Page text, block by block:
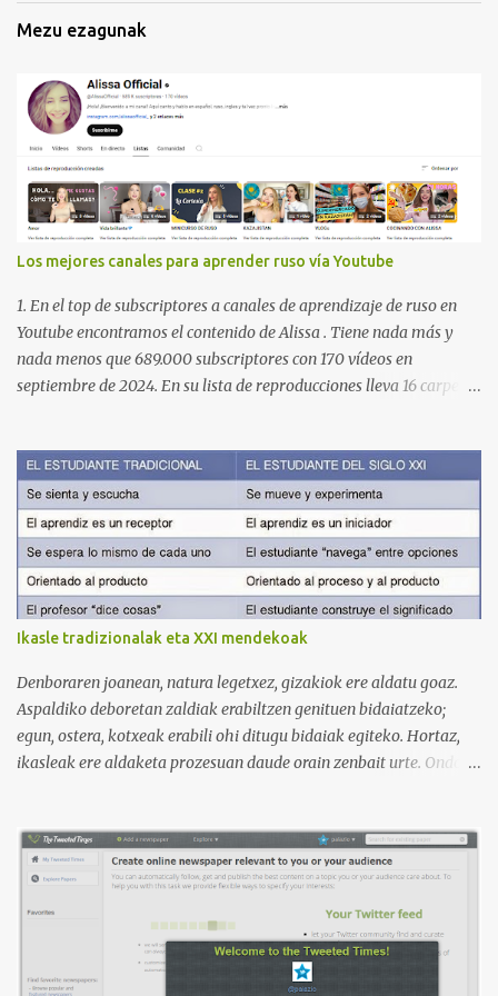
Mezu ezagunak
Los mejores canales para aprender ruso vía Youtube
1. En el top de subscriptores a canales de aprendizaje de ruso en
Youtube encontramos el contenido de Alissa . Tiene nada más y
nada menos que 689.000 subscriptores con 170 vídeos en
septiembre de 2024. En su lista de reproducciones lleva 16 carpetas
de Anastasia G . con 224.000 subscriptores y 97 vídeos en
septiembre de 2024. Anastasia tiene una lista de reproducción
muy bien estructurada para aprender gramática, lectura,
pronunciación, etc. https://www.youtube.com/@AnaG88/playlists
3. Otro de los canales con más usuarios y contenido es el de
Victoria, que lleva por nombre: Aprende con Victoria . El canal
tiene 120 mil subscriptores (septiembre de 2024) con muchísimos
para aprender los diferentes campos en los que podemos dividir un
curso de idiomas: gramática, verbos, vocabulario etc. h...
Ikasle tradizionalak eta XXI mendekoak
Denboraren joanean, natura legetxez, gizakiok ere aldatu goaz.
Aspaldiko deboretan zaldiak erabiltzen genituen bidaiatzeko;
egun, ostera, kotxeak erabili ohi ditugu bidaiak egiteko. Hortaz,
ikasleak ere aldaketa prozesuan daude orain zenbait urte. Ondoko
Ikusi diferentziak eta ausnartu irudiari so eginez.